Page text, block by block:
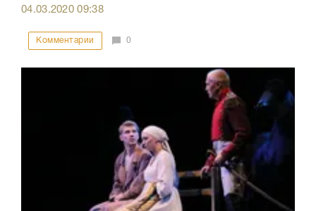
04.03.202009:38
Комментарии 0